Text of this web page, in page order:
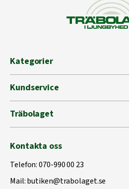
Kategorier
Kundservice
Träbolaget
Kontakta oss
Telefon:070-990 00 23
Mail:butiken@trabolaget.se